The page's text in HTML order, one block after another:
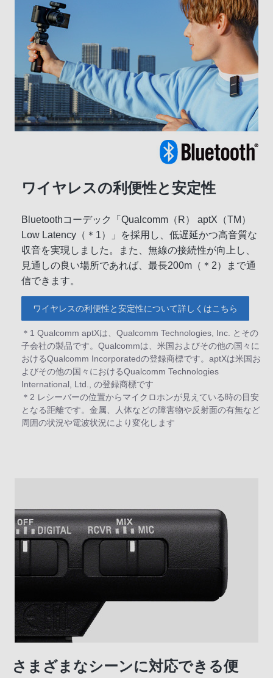
ワイヤレスの利便性と安定性
Bluetoothコーデック「Qualcomm（R） aptX（TM）
Low Latency（＊1）」を採用し、低遅延かつ高音質な
収音を実現しました。また、無線の接続性が向上し、
見通しの良い場所であれば、最長200m（＊2）まで通
信できます。
ワイヤレスの利便性と安定性について詳しくはこちら
＊1 Qualcomm aptXは、Qualcomm Technologies, Inc. とその
子会社の製品です。Qualcommは、米国およびその他の国々に
おけるQualcomm Incorporatedの登録商標です。aptXは米国お
よびその他の国々におけるQualcomm Technologies
International, Ltd., の登録商標です
＊2 レシーバーの位置からマイクロホンが見えている時の目安
となる距離です。金属、人体などの障害物や反射面の有無など
周囲の状況や電波状況により変化します
さまざまなシーンに対応できる便